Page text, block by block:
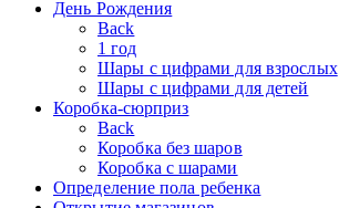
День Рождения
Back
1 год
Шары с цифрами для взрослых
Шары с цифрами для детей
Коробка-сюрприз
Back
Коробка без шаров
Коробка с шарами
Определение пола ребенка